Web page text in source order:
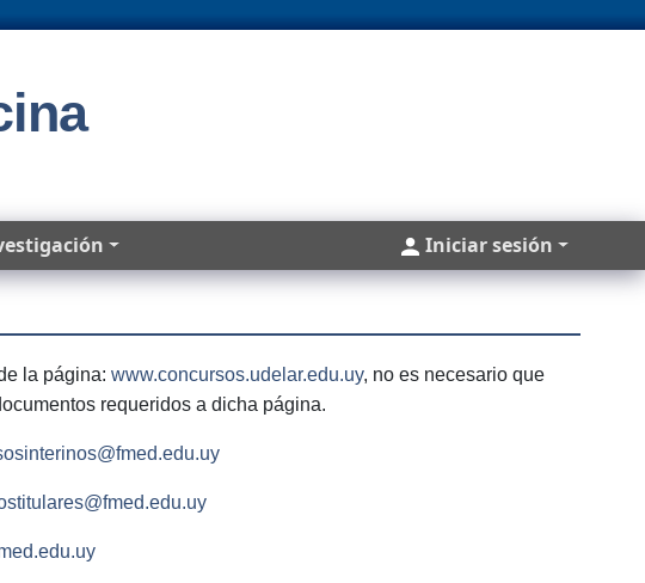
Cuentas
Iniciar sesión
la página: www.concursos.udelar.edu.uy, no es necesario que
requeridos a dicha página.